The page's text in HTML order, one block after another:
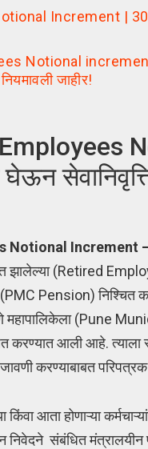
Increment | 30
Notional increment |
जाहीर!
घेऊन
Notional Increment
झालेल्या (Retired
Pension) निश्चित
महापालिकेला (Pune
करण्यात आली आहे.
करण्याबाबत
किंवा आता होणाऱ्या
निवेदने संबंधित